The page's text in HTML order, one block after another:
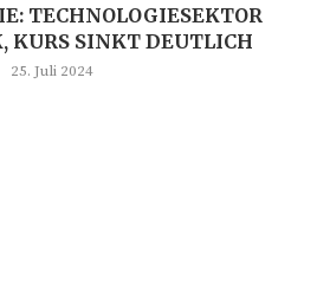
TECHNOLOGIESEKTOR
KURS SINKT DEUTLICH
25. Juli 2024